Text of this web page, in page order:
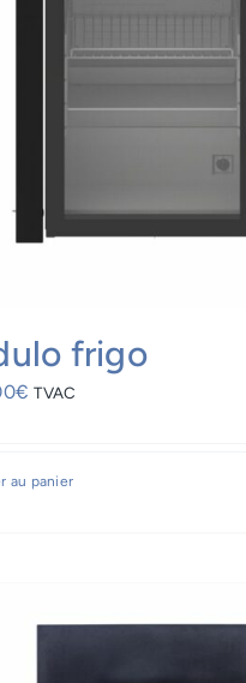
frigo
€ TVAC
au panier